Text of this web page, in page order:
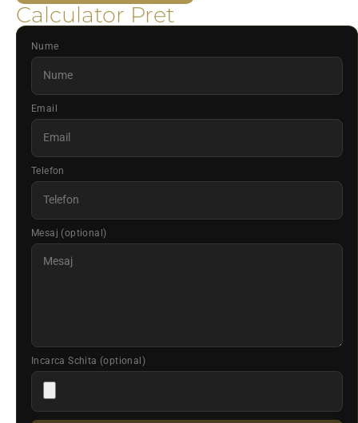
Calculator Pret
Nume
Email
Telefon
Mesaj (optional)
Incarca Schita (optional)